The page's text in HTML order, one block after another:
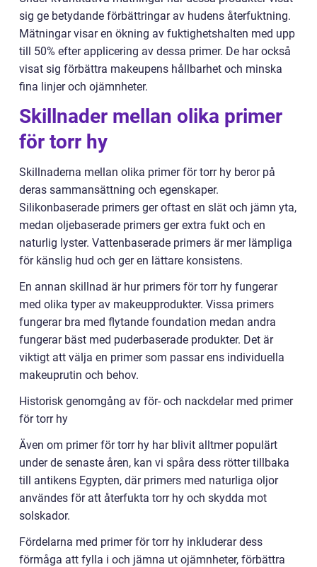
sig ge betydande förbättringar av hudens återfuktning.
Mätningar visar en ökning av fuktighetshalten med upp
till 50% efter applicering av dessa primer. De har också
visat sig förbättra makeupens hållbarhet och minska
fina linjer och ojämnheter.
Skillnader mellan olika primer
för torr hy
Skillnaderna mellan olika primer för torr hy beror på
deras sammansättning och egenskaper.
Silikonbaserade primers ger oftast en slät och jämn yta,
medan oljebaserade primers ger extra fukt och en
naturlig lyster. Vattenbaserade primers är mer lämpliga
för känslig hud och ger en lättare konsistens.
En annan skillnad är hur primers för torr hy fungerar
med olika typer av makeupprodukter. Vissa primers
fungerar bra med flytande foundation medan andra
fungerar bäst med puderbaserade produkter. Det är
viktigt att välja en primer som passar ens individuella
makeuprutin och behov.
Historisk genomgång av för- och nackdelar med primer
för torr hy
Även om primer för torr hy har blivit alltmer populärt
under de senaste åren, kan vi spåra dess rötter tillbaka
till antikens Egypten, där primers med naturliga oljor
användes för att återfukta torr hy och skydda mot
solskador.
Fördelarna med primer för torr hy inkluderar dess
förmåga att fylla i och jämna ut ojämnheter, förbättra